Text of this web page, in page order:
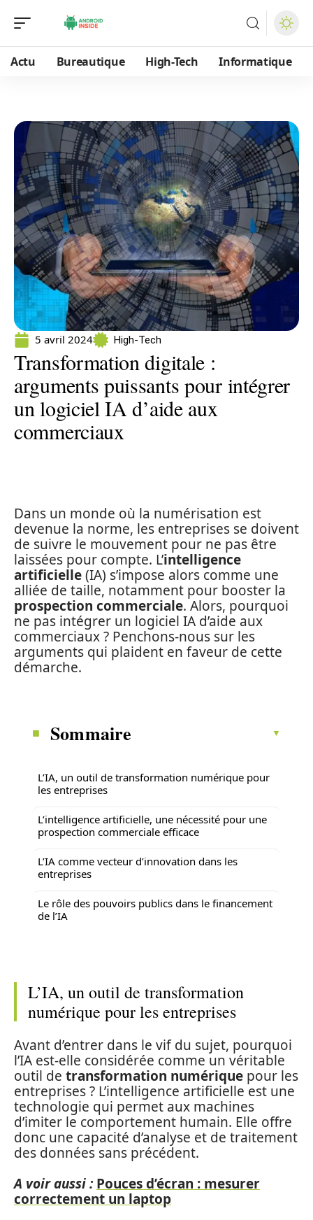
Actu Bureautique High-Tech Informatique
5 avril 2024 High-Tech
Transformation digitale :
arguments puissants pour intégrer
un logiciel IA d’aide aux
commerciaux
Dans un monde où la numérisation est
devenue la norme, les entreprises se doivent
de suivre le mouvement pour ne pas être
laissées pour compte. L’intelligence
artificielle(IA) s’impose alors comme une
alliée de taille, notamment pour booster la
prospection commerciale. Alors, pourquoi
ne pas intégrer un logiciel IA d’aide aux
commerciaux ? Penchons-nous sur les
arguments qui plaident en faveur de cette
démarche.
Sommaire
L’IA, un outil de transformation numérique pour
les entreprises
L’intelligence artificielle, une nécessité pour une
prospection commerciale efficace
L’IA comme vecteur d’innovation dans les
entreprises
Le rôle des pouvoirs publics dans le financement
de l’IA
L’IA, un outil de transformation
numérique pour les entreprises
Avant d’entrer dans le vif du sujet, pourquoi
l’IA est-elle considérée comme un véritable
outil de transformation numérique pour les
entreprises ? L’intelligence artificielle est une
technologie qui permet aux machines
d’imiter le comportement humain. Elle offre
donc une capacité d’analyse et de traitement
des données sans précédent.
A voir aussi : Pouces d’écran : mesurer
correctement un laptop